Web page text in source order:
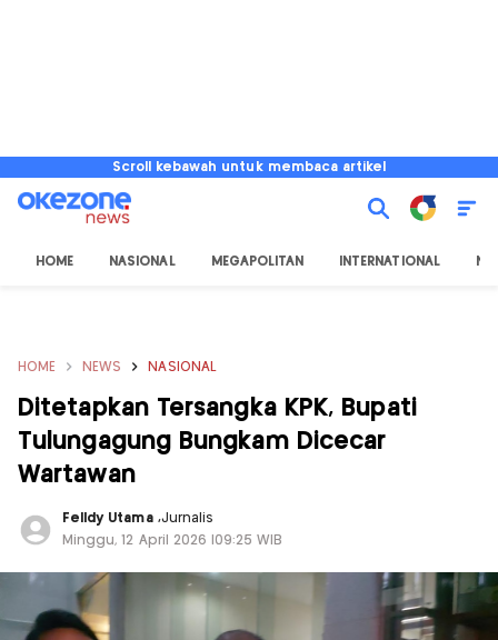
Scroll kebawah untuk membaca artikel
HOME NASIONAL MEGAPOLITAN INTERNATIONAL
HOME NEWS NASIONAL
Ditetapkan Tersangka KPK, Bupati
Tulungagung Bungkam Dicecar
Wartawan
Felldy Utama ,Jurnalis
Minggu, 12 April 2026 |09:25 WIB